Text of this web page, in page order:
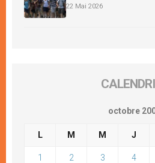
22 Mai 2026
octobre
L M M J
1 2 3 4